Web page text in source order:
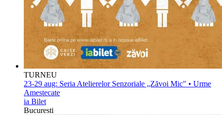
TURNEU
23-29 aug: Seria Atelierelor Senzoriale „Zăvoi Mic" • Urme
Amestecate
ia Bilet
Bucuresti